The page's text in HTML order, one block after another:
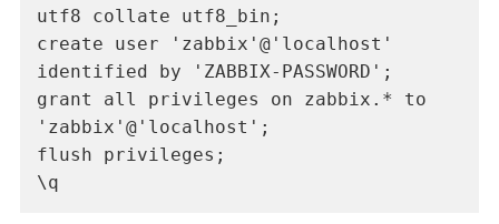
utf8 collate utf8_bin;
create user 'zabbix'@'localhost'
identified by 'ZABBIX-PASSWORD';
grant all privileges on zabbix.* to
'zabbix'@'localhost';
flush privileges;
\q